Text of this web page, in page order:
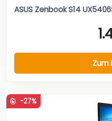
ASUS Zenbook S14
Zum
-27%